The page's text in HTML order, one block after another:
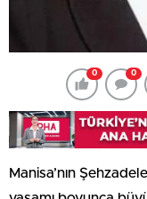
0 0
Manisa’nın